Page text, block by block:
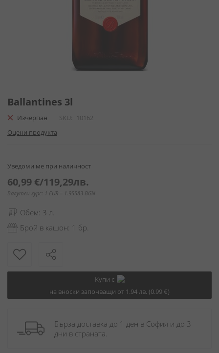
към
на
галерия
със
Ballantines 3l
Изчерпан SKU
10162
Оцени продукта
Уведоми ме при наличност
60,99 €/119,29лв.
Валутен курс: 1 EUR = 1.95583 BGN
Обем: 3 л.
Брой в кашон: 1 бр.
Купи с
на вноски започващи от 1.94 лв. (0.99 €)
Бърза доставка до 1 ден в София и до 3
дни в страната.